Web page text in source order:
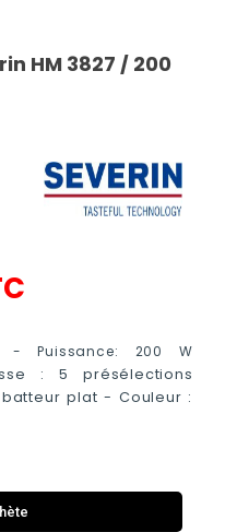
HM 3827 / 200
- Puissance: 200 W
: 5 présélections
plat - Couleur :